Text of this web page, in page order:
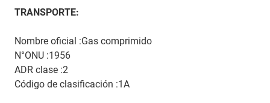
TRANSPORTE:
Nombre oficial :Gas comprimido
N°ONU :1956
ADR clase :2
Código de clasificación :1A